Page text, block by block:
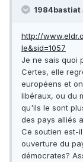
1984bastiat
http://
le&sid=1057
Je ne sais quoi
Certes, elle
européens et
libéraux, ou du
qu'ils le sont
des pays alliés
Ce soutien est-
ouverture du
démocrates?